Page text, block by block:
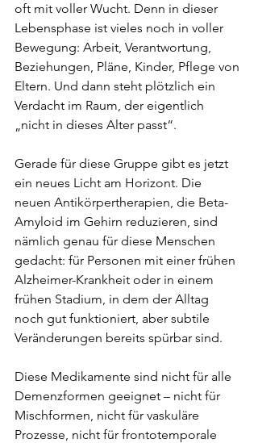
oft mit voller Wucht. Denn in dieser
Lebensphase ist vieles noch in voller
Bewegung: Arbeit, Verantwortung,
Beziehungen, Pläne, Kinder, Pflege von
Eltern. Und dann steht plötzlich ein
Verdacht im Raum, der eigentlich
„nicht in dieses Alter passt“.
Gerade für diese Gruppe gibt es jetzt
ein neues Licht am Horizont. Die
neuen Antikörpertherapien, die Beta-
Amyloid im Gehirn reduzieren, sind
nämlich genau für diese Menschen
gedacht: für Personen mit einer frühen
Alzheimer-Krankheit oder in einem
frühen Stadium, in dem der Alltag
noch gut funktioniert, aber subtile
Veränderungen bereits spürbar sind.
Diese Medikamente sind nicht für alle
Demenzformen geeignet – nicht für
Mischformen, nicht für vaskuläre
Prozesse, nicht für frontotemporale